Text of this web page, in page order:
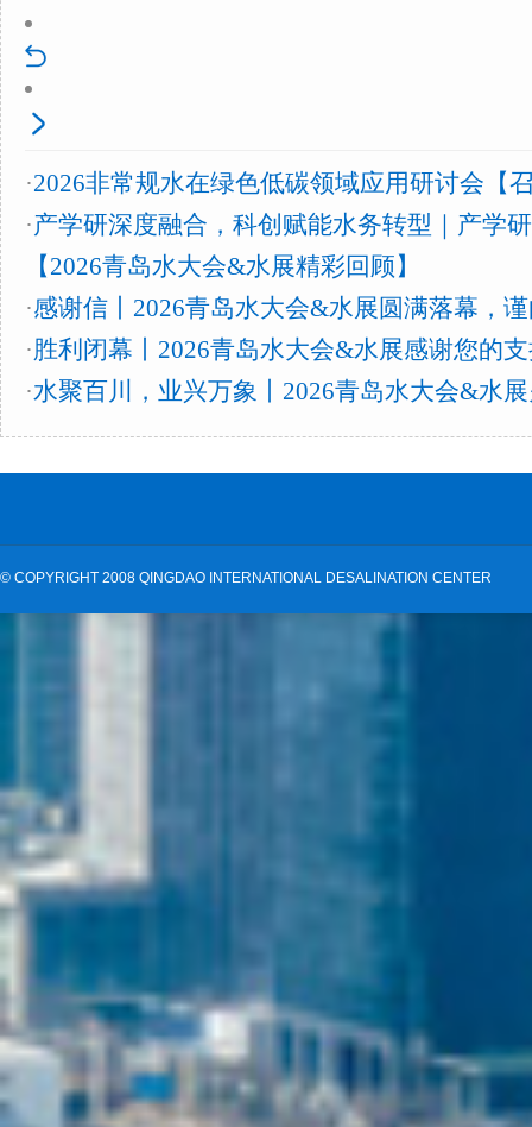
·2026非常规水在绿色低碳领域应用研讨会【
·产学研深度融合，科创赋能水务转型｜产学
【2026青岛水大会&水展精彩回顾】
·感谢信丨2026青岛水大会&水展圆满落幕，
·胜利闭幕丨2026青岛水大会&水展感谢您的
·水聚百川，业兴万象丨2026青岛水大会&水
© COPYRIGHT 2008 QINGDAO INTERNATIONAL DESALINATION CENTER